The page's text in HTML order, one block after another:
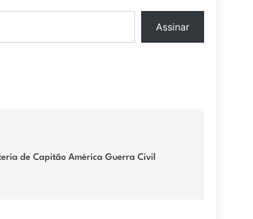
Assinar
de Capitão América Guerra Civil